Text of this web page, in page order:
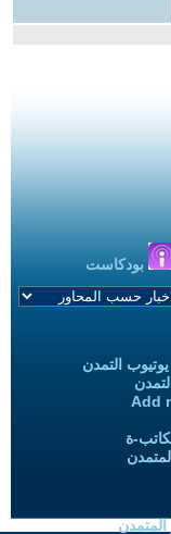
بودكاست
التمدن
Add
ة